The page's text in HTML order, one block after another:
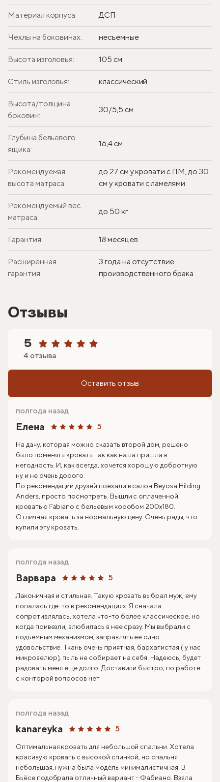
Материал корпуса: ДСП
Чехлы на боковинах: несъемные
Высота изголовья: 105 см
Стиль изголовья: классический
Высота/толщина
боковин:
30/5,5 см
Глубина бельевого
ящика:
16,4 см
Рекомендуемая
высота матраса:
до 27 см у кровати с ПМ, до 30
см у кровати с ламелями
Рекомендуемый вес
матраса:
до 50 кг
Гарантия: 18 месяцев
Расширенная
гарантия:
3 года на отсутствие
производственного брака
Отзывы
5
4 отзыва
Оставить отзыв
Елена 5
полгода назад
На дачу, которая можно сказать второй дом, решено
было поменять кровать так как наша пришла в
негодность. И, как всегда, хочется хорошую добротную
ну и не очень дорого.
По рекомендации друзей поехали в салон Beyosa Hilding
Anders, просто посмотреть. Вышли с оплаченной
кроватью Fabiano с бельевым коробом 200х180.
Отличная кровать за нормальную цену. Очень рады, что
купили эту кровать.
Варвара 5
полгода назад
Лаконичная и стильная. Такую кровать выбрал муж, ему
попалась где-то в рекомендациях. Я сначала
сопротивлялась, хотела что-то более классическое, но
когда привезли, влюбилась в нее сразу. Мы выбрали с
подъемным механизмом, заправлять ее одно
удовольствие. Ткань очень приятная, бархатистая ( у нас
микровелюр), пыль не собирает на себя. Надеюсь, будет
радовать меня еще долго. Доставили быстро, по работе
с конторой вопросов нет.
kanareyka 5
полгода назад
Оптимальная кровать для небольшой спальни. Хотела
красивую кровать с высокой спинкой, но спальня
небольшая, нужна была модель минималистичная. В
Бьёсе подобрала отличный вариант - Фабиано. Взяла